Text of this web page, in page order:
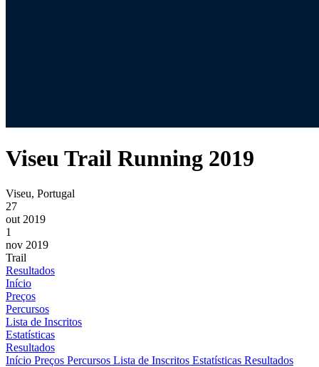
Viseu Trail Running 2019
Viseu, Portugal
27
out 2019
1
nov 2019
Trail
Resultados
Início
Preços
Percursos
Lista de Inscritos
Estatísticas
Resultados
Início Preços Percursos Lista de Inscritos Estatísticas Resultados